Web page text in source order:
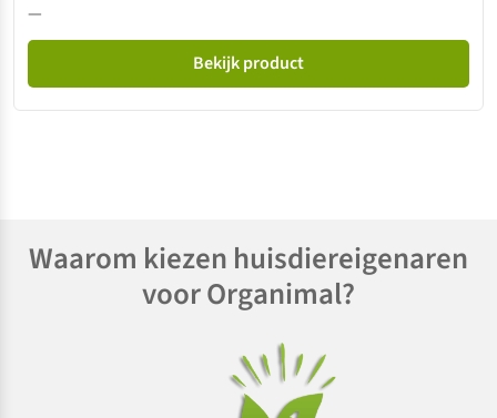
—
Bekijk product
Waarom kiezen huisdiereigenaren
voor Organimal?